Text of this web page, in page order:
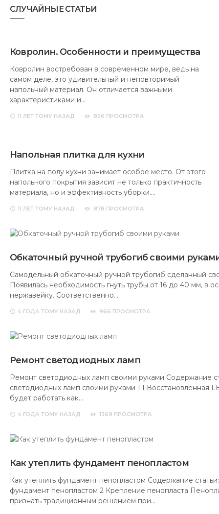
СЛУЧАЙНЫЕ СТАТЬИ
Ковролин. Особенности и преимущества
Ковролин востребован в современном мире, ведь на
самом деле, это удивительный и неповторимый
напольный материал. Он отличается важными
характеристиками и…
11 ЛЕТ ТОМУ НАЗАД 856 ПРОСМОТРА
Напольная плитка для кухни
Плитка на полу кухни занимает особое место. От этого
напольного покрытия зависит не только практичность
материала, но и эффективность уборки.…
11 ЛЕТ ТОМУ НАЗАД 878 ПРОСМОТРА
Обкаточный ручной трубогиб своими
Самодельный обкаточный ручной трубогиб сделанный
Появилась необходимость гнуть трубы от 16 до 40 мм, в
нержавейку. Соответственно…
4 ГОДА ТОМУ НАЗАД 966 ПРОСМОТРА
Ремонт светодиодных ламп
Ремонт светодиодных ламп своими руками Содержание
светодиодных ламп своими руками 1.1 Восстановленная
будет работать как…
4 ГОДА ТОМУ НАЗАД 1369 ПРОСМОТРА
Как утеплить фундамент пенопластом
Как утеплить фундамент пенопластом Содержание статьи:
фундамент пенопластом 2 Крепление пенопласта
признать традиционным решением при…